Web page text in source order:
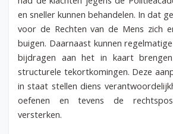
en sneller kunnen behandelen. In dat
voor de Rechten van de Mens zich
buigen. Daarnaast kunnen
bijdragen aan het in kaart
structurele tekortkomingen. Deze
in staat stellen diens
oefenen en tevens de
versterken.